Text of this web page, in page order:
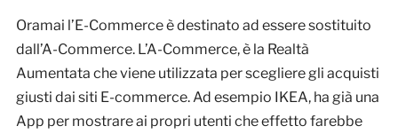
Oramai l’E-Commerce è destinato ad essere sostituito
dall’A-Commerce. L’A-Commerce, è la Realtà
Aumentata che viene utilizzata per scegliere gli acquisti
giusti dai siti E-commerce. Ad esempio IKEA, ha già una
App per mostrare ai propri utenti che effetto farebbe